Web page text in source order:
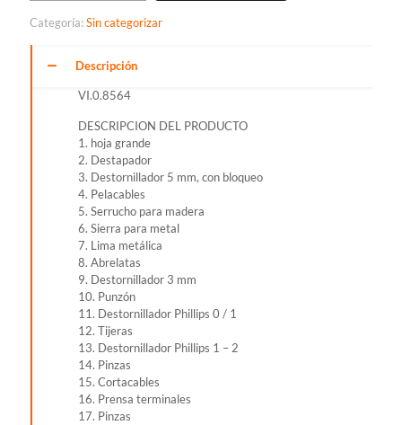
cantidad
Categoría:Sin categorizar
Descripción
VI.0.8564
DESCRIPCION DEL PRODUCTO
1. hoja grande
2. Destapador
3. Destornillador 5 mm, con bloqueo
4. Pelacables
5. Serrucho para madera
6. Sierra para metal
7. Lima metálica
8. Abrelatas
9. Destornillador 3 mm
10. Punzón
11. Destornillador Phillips 0 / 1
12. Tijeras
13. Destornillador Phillips 1 – 2
14. Pinzas
15. Cortacables
16. Prensa terminales
17. Pinzas